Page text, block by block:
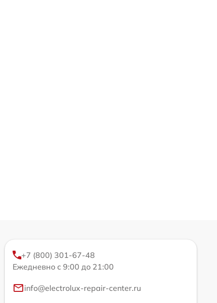
+7 (800) 301-67-48
Ежедневно с 9:00 до 21:00
info@electrolux-repair-center.ru